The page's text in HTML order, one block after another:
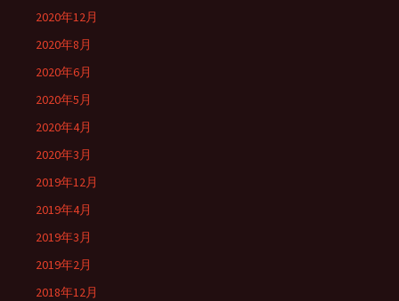
2020年12月
2020年8月
2020年6月
2020年5月
2020年4月
2020年3月
2019年12月
2019年4月
2019年3月
2019年2月
2018年12月